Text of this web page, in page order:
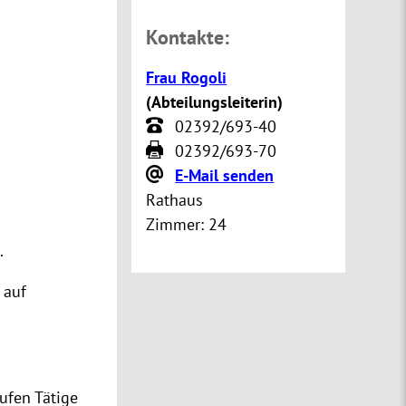
auf
Tätige
Kontakte:
Frau Rogoli
(Abteilungsleiterin)
02392/693-40
02392/693-70
E-Mail senden
Rathaus
Zimmer: 24